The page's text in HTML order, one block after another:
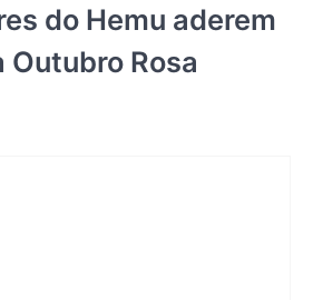
do Hemu aderem
Rosa